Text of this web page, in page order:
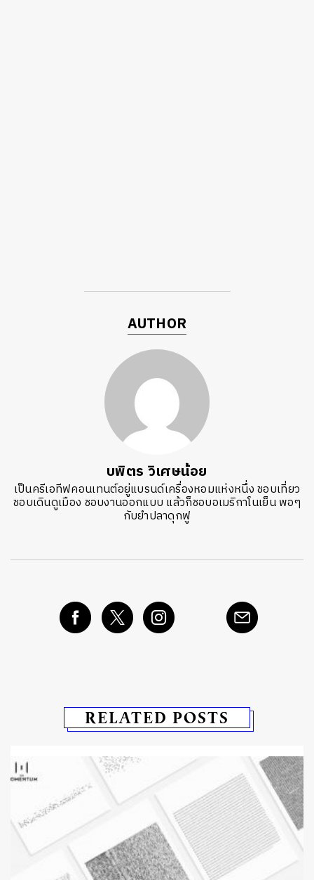
AUTHOR
บพิตร วิเศษน้อย
เป็นครีเอทีฟคอนเทนต์อยู่แบรนด์เครื่องหอมแห่งหนึ่ง ชอบเที่ยว
ชอบเดินดูเมือง ชอบงานออกแบบ แล้วก็ชอบอเมริกาโนเย็น พอๆ
กับยำปลาดุกฟู
RELATED POSTS